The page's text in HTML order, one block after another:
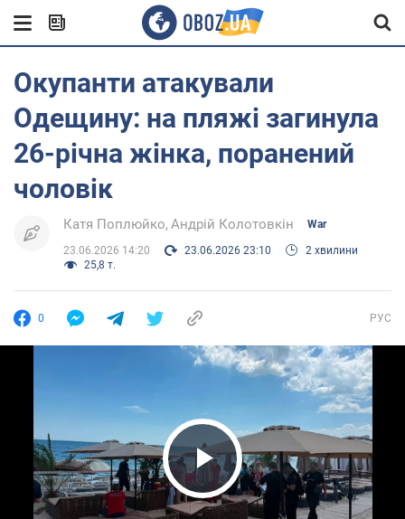
Окупанти атакували
Одещину: на пляжі загинула
26-річна жінка, поранений
чоловік
Катя Поплюйко Андрій Колотовкін War
23.06.2026 14:20 23.06.2026 23:10
2 хвилини
25,8 т.
0 РУС
Play Video